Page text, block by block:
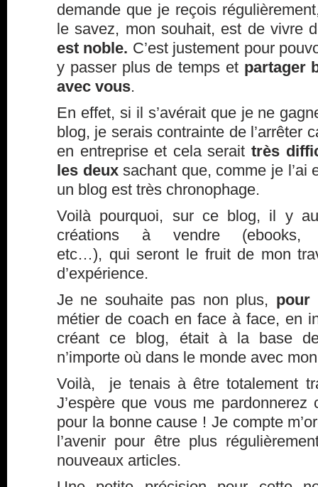
demande que je reçois
le savez, mon souhait, est de vivre
est noble. C’est justement pour
y passer plus de temps et partager
avec vous.
En effet, si il s’avérait que je ne
blog, je serais contrainte de l’arrêter
en entreprise et cela serait très
les deuxsachant que, comme je l’ai
un blog est très chronophage.
Voilà pourquoi, sur ce blog, il y
créations à vendre
etc…), qui seront le fruit de mon
d’expérience.
Je ne souhaite pas non plus, pour
métier de coach en face à face, en
créant ce blog, était à la base
n’importe où dans le monde avec
Voilà, je tenais à être totalement
J’espère que vous me
pour la bonne cause ! Je compte
l’avenir pour être plus
nouveaux articles.